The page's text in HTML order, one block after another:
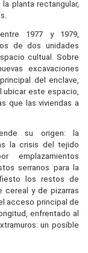
planta rectangular,
1977 y 1979,
de dos unidades
cultual. Sobre
excavaciones
del enclave,
ubicar este espacio,
que las viviendas a
su origen: la
la crisis del tejido
emplazamientos
serranos para la
los restos de
cereal y de pizarras
acceso principal de
enfrentado al
un posible